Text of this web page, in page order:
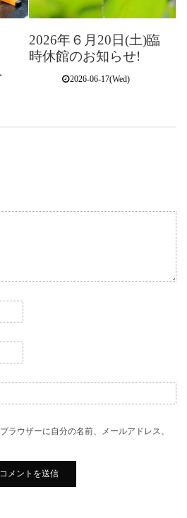
2026年６月20日(土)臨
時休館のお知らせ!
2026-06-17(Wed)
ラウザーに自分の名前、メールアドレス、